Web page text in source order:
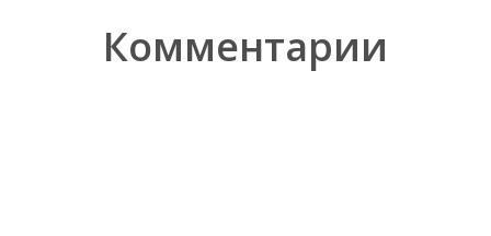
Комментарии